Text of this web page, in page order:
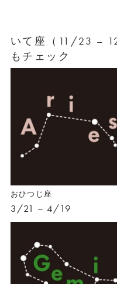
いて座（11/23 –
もチェック
おひつじ座
3/21 – 4/19